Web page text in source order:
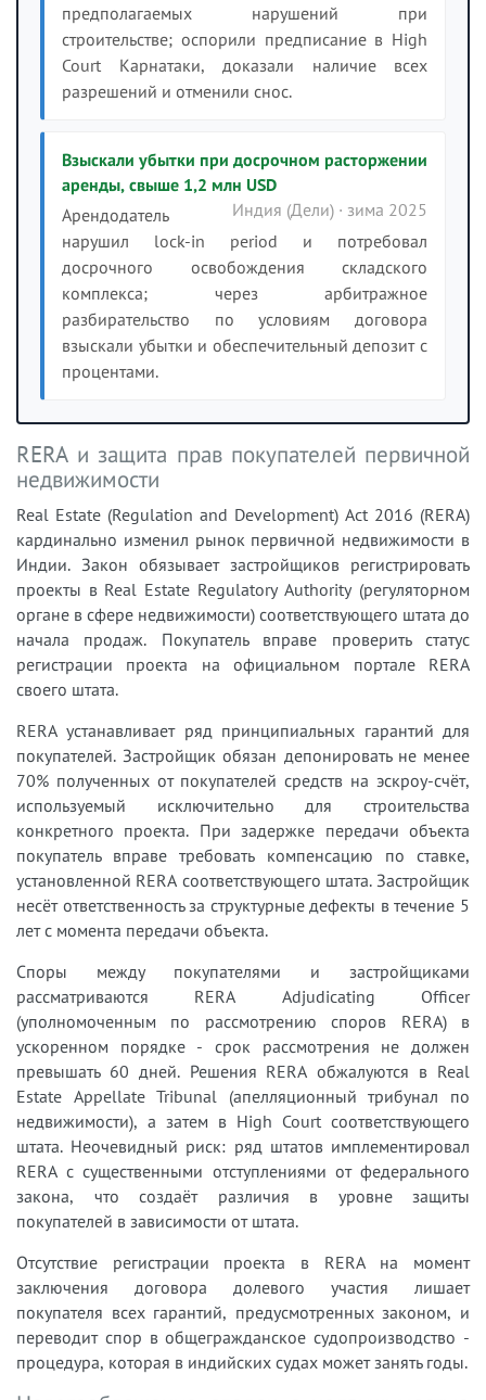
предполагаемых нарушений при
строительстве; оспорили предписание в High
Court Карнатаки, доказали наличие всех
разрешений и отменили снос.
Взыскали убытки при досрочном расторжении
аренды, свыше 1,2 млн USD
Индия (Дели) · зима 2025
Арендодатель
нарушил lock-in period и потребовал
досрочного освобождения складского
комплекса; через арбитражное
разбирательство по условиям договора
взыскали убытки и обеспечительный депозит с
процентами.
RERA и защита прав покупателей первичной
недвижимости
Real Estate (Regulation and Development) Act 2016 (RERA)
кардинально изменил рынок первичной недвижимости в
Индии. Закон обязывает застройщиков регистрировать
проекты в Real Estate Regulatory Authority (регуляторном
органе в сфере недвижимости) соответствующего штата до
начала продаж. Покупатель вправе проверить статус
регистрации проекта на официальном портале RERA
своего штата.
RERA устанавливает ряд принципиальных гарантий для
покупателей. Застройщик обязан депонировать не менее
70% полученных от покупателей средств на эскроу-счёт,
используемый исключительно для строительства
конкретного проекта. При задержке передачи объекта
покупатель вправе требовать компенсацию по ставке,
установленной RERA соответствующего штата. Застройщик
несёт ответственность за структурные дефекты в течение 5
лет с момента передачи объекта.
Споры между покупателями и застройщиками
рассматриваются RERA Adjudicating Officer
(уполномоченным по рассмотрению споров RERA) в
ускоренном порядке - срок рассмотрения не должен
превышать 60 дней. Решения RERA обжалуются в Real
Estate Appellate Tribunal (апелляционный трибунал по
недвижимости), а затем в High Court соответствующего
штата. Неочевидный риск: ряд штатов имплементировал
RERA с существенными отступлениями от федерального
закона, что создаёт различия в уровне защиты
покупателей в зависимости от штата.
Отсутствие регистрации проекта в RERA на момент
заключения договора долевого участия лишает
покупателя всех гарантий, предусмотренных законом, и
переводит спор в общегражданское судопроизводство -
процедура, которая в индийских судах может занять годы.